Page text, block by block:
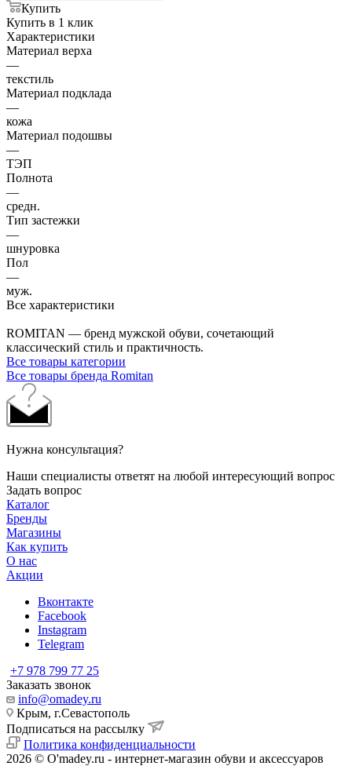
Купить
Купить в 1 клик
Характеристики
Материал верха
—
текстиль
Материал подклада
—
кожа
Материал подошвы
—
ТЭП
Полнота
—
средн.
Тип застежки
—
шнуровка
Пол
—
муж.
Все характеристики
ROMITAN — бренд мужской обуви, сочетающий
классический стиль и практичность.
Все товары категории
Все товары бренда Romitan
Нужна консультация?
Наши специалисты ответят на любой интересующий вопрос
Задать вопрос
Каталог
Бренды
Магазины
Как купить
О нас
Акции
Вконтакте
Facebook
Instagram
Telegram
+7 978 799 77 25
Заказать звонок
info@omadey.ru
Крым, г.Севастополь
Подписаться на рассылку
Политика конфиденциальности
2026 © O'madey.ru - интернет-магазин обуви и аксессуаров